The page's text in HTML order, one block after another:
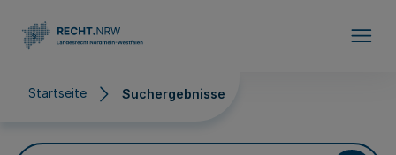
Startseite Suchergebnisse
Suchergebnisse